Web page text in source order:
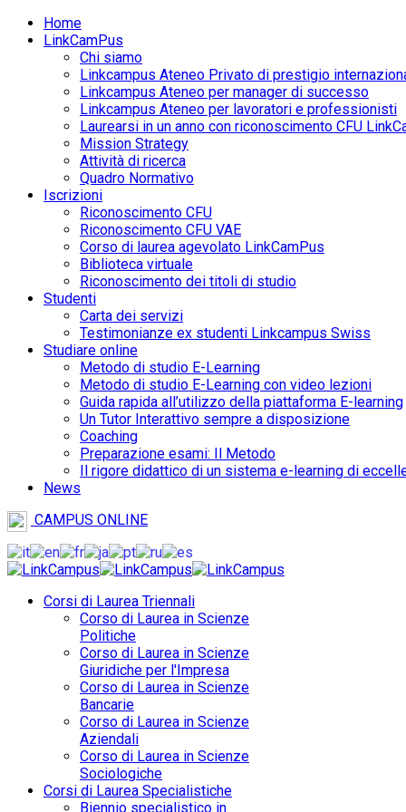
Home
LinkCamPus
Chi siamo
Linkcampus Ateneo Privato di prestigio
Linkcampus Ateneo per manager di successo
Linkcampus Ateneo per lavoratori e professionisti
Laurearsi in un anno con riconoscimento CFU
Mission Strategy
Attività di ricerca
Quadro Normativo
Iscrizioni
Riconoscimento CFU
Riconoscimento CFU VAE
Corso di laurea agevolato LinkCamPus
Biblioteca virtuale
Riconoscimento dei titoli di studio
Studenti
Carta dei servizi
Testimonianze ex studenti Linkcampus Swiss
Studiare online
Metodo di studio E-Learning
Metodo di studio E-Learning con video lezioni
Guida rapida all’utilizzo della piattaforma E-learning
Un Tutor Interattivo sempre a disposizione
Coaching
Preparazione esami: Il Metodo
Il rigore didattico di un sistema e-learning di
News
CAMPUS ONLINE
Corsi di Laurea Triennali
Corso di Laurea in Scienze
Politiche
Corso di Laurea in Scienze
Giuridiche per l'Impresa
Corso di Laurea in Scienze
Bancarie
Corso di Laurea in Scienze
Aziendali
Corso di Laurea in Scienze
Sociologiche
Corsi di Laurea Specialistiche
Biennio specialistico in